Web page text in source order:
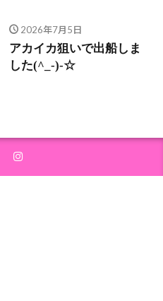
2026年7月5日
アカイカ狙いで出船しま
した(^_-)-☆